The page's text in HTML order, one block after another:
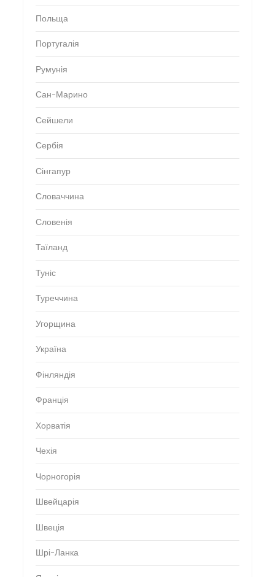
Польща
Португалія
Румунія
Сан-Марино
Сейшели
Сербія
Сінгапур
Словаччина
Словенія
Таїланд
Туніс
Туреччина
Угорщина
Україна
Фінляндія
Франція
Хорватія
Чехія
Чорногорія
Швейцарія
Швеція
Шрі-Ланка